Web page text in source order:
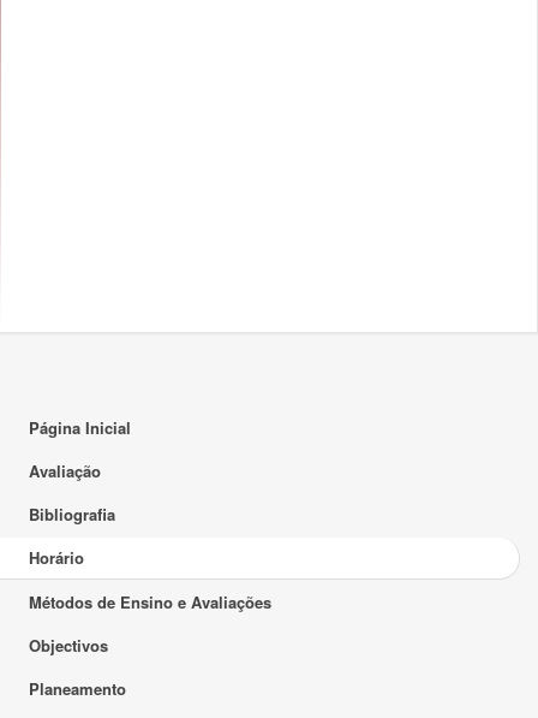
Página Inicial
Avaliação
Bibliografia
Horário
Métodos de Ensino e Avaliações
Objectivos
Planeamento